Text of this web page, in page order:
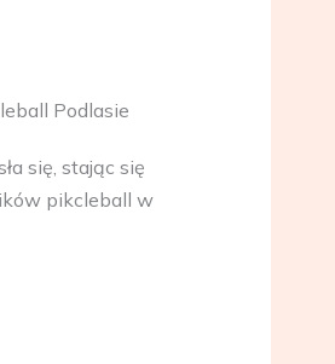
Podlasie
się, stając się
pikcleball w